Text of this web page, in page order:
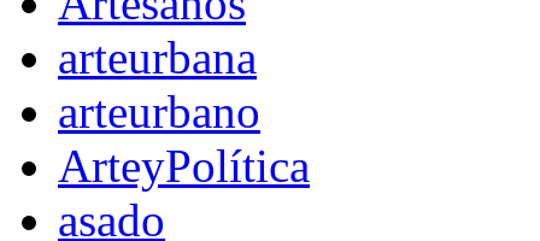
arteurbana
arteurbano
ArteyPolítica
asado